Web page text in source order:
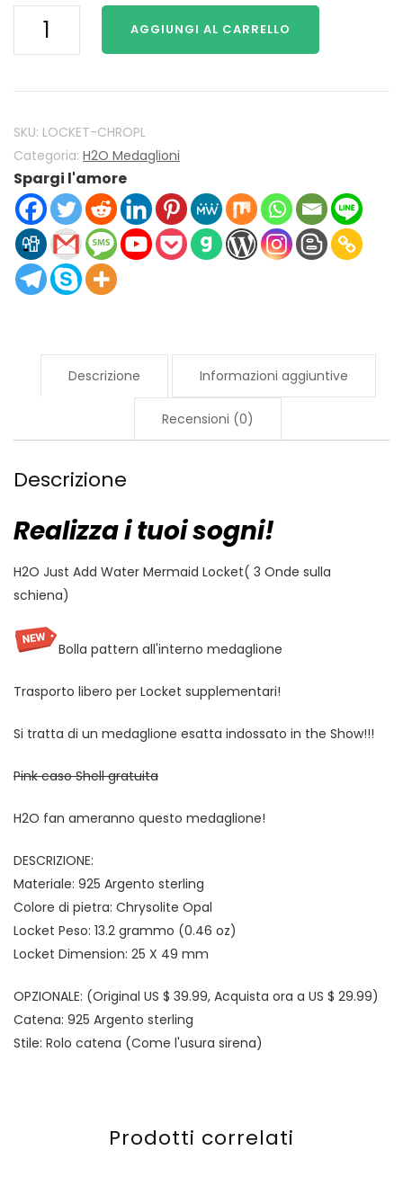
Water
Sirene
H2O
Locket
925
Sterling
Silver
con
Chrysolite
quantità
AGGIUNGI AL CARRELLO
SKU: LOCKET-CHROPL
Categoria: H2O Medaglioni
Spargi l'amore
Descrizione Informazioni aggiuntive
Recensioni (0)
Descrizione
Realizza i tuoi sogni!
H2O Just Add Water Mermaid Locket( 3 Onde sulla
schiena)
Bolla pattern all'interno medaglione
Trasporto libero per Locket supplementari!
Si tratta di un medaglione esatta indossato in the Show!!!
Pink caso Shell gratuita
H2O fan ameranno questo medaglione!
DESCRIZIONE:
Materiale: 925 Argento sterling
Colore di pietra: Chrysolite Opal
Locket Peso: 13.2 grammo (0.46 oz)
Locket Dimension: 25 X 49 mm
OPZIONALE: (Original US $ 39.99, Acquista ora a US $ 29.99)
Catena: 925 Argento sterling
Stile: Rolo catena (Come l'usura sirena)
Prodotti correlati